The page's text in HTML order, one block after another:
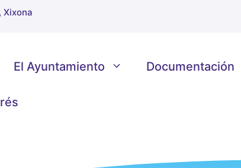
Xixona
El Ayuntamiento Documentación